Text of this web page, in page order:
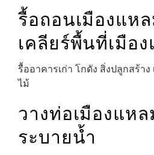
รื้อถอนเมืองแห
เคลียร์พื้นที่เมือ
รื้ออาคารเก่า โกดัง สิ่งปลูกสร้าง
ไม้
วางท่อเมืองแห
ระบายน้ำ